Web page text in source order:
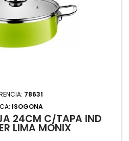
78631
ISOGONA
24CM C/TAPA IND
LIMA MONIX